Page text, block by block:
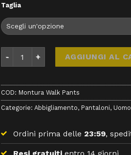
Taglia
AGGIUNGI AL
COD: Montura Walk Pants
Categorie: Abbigliamento, Pantaloni, Uomo
Ordini prima delle 23:59,